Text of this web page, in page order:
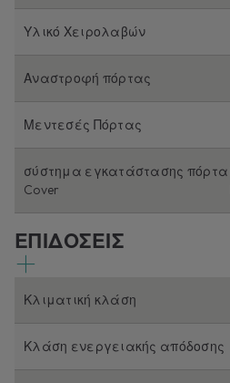
Υλικό Χειρολαβών
Αναστροφή πόρτας
Μεντεσές Πόρτας
σύστημα εγκατάστασης πόρτα
Cover
ΕΠΙΔΟΣΕΙΣ
Κλιματική κλάση
Κλάση ενεργειακής απόδοσης